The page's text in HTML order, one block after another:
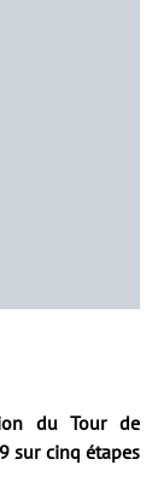
du Tour de
sur cinq étapes